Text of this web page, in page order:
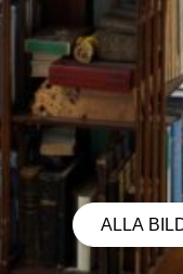
ALLA